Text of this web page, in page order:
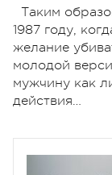
Таким
1987 году,
желание
молодой
мужчину как
действия…